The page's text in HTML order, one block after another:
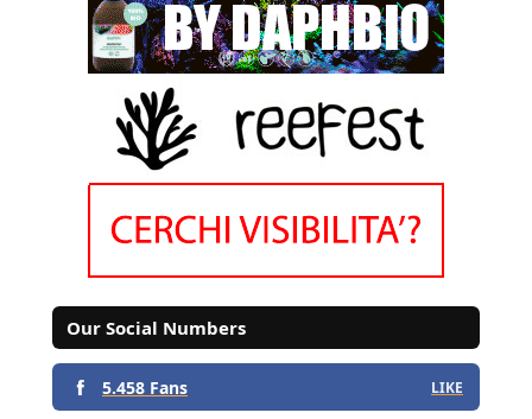
Our Social Numbers
5.458 Fans LIKE